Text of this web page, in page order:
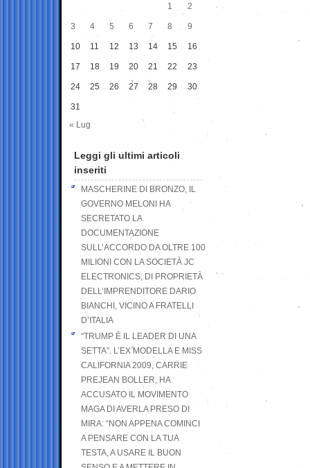
1
2
3 4 5 6 7 8 9
10 11 12 13 14 15 16
17 18 19 20 21 22 23
24 25 26 27 28 29 30
31
« Lug
Leggi gli ultimi articoli
inseriti
MASCHERINE DI BRONZO, IL
GOVERNO MELONI HA
SECRETATO LA
DOCUMENTAZIONE
SULL’ACCORDO DA OLTRE 100
MILIONI CON LA SOCIETÀ JC
ELECTRONICS, DI PROPRIETÀ
DELL’IMPRENDITORE DARIO
BIANCHI, VICINO A FRATELLI
D’ITALIA
“TRUMP È IL LEADER DI UNA
SETTA”. L’EX MODELLA E MISS
CALIFORNIA 2009, CARRIE
PREJEAN BOLLER, HA
ACCUSATO IL MOVIMENTO
MAGA DI AVERLA PRESO DI
MIRA: “NON APPENA COMINCI
A PENSARE CON LA TUA
TESTA, A USARE IL BUON